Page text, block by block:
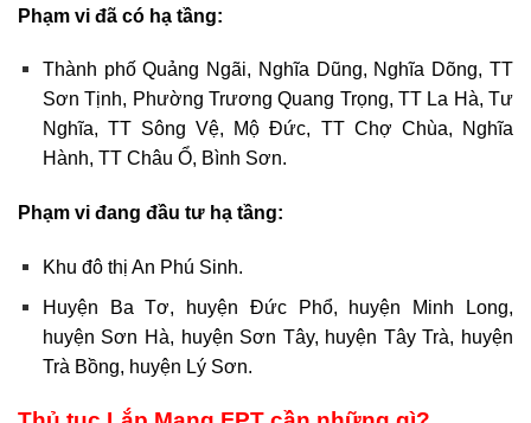
Phạm vi đã có hạ tầng:
Thành phố Quảng Ngãi, Nghĩa Dũng, Nghĩa Dõng, TT
Sơn Tịnh, Phường Trương Quang Trọng, TT La Hà, Tư
Nghĩa, TT Sông Vệ, Mộ Đức, TT Chợ Chùa, Nghĩa
Hành, TT Châu Ổ, Bình Sơn.
Phạm vi đang đầu tư hạ tầng:
Khu đô thị An Phú Sinh.
Huyện Ba Tơ, huyện Đức Phổ, huyện Minh Long,
huyện Sơn Hà, huyện Sơn Tây, huyện Tây Trà, huyện
Trà Bồng, huyện Lý Sơn.